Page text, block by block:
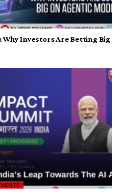
Why Investors Are Betting Big